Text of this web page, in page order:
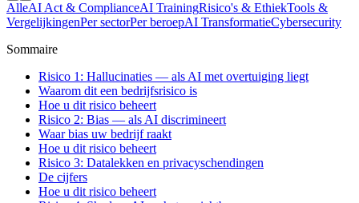
AlleAI Act & ComplianceAI TrainingRisico's & EthiekTools &
VergelijkingenPer sectorPer beroepAI TransformatieCybersecurity
Sommaire
Risico 1: Hallucinaties — als AI met overtuiging liegt
Waarom dit een bedrijfsrisico is
Hoe u dit risico beheert
Risico 2: Bias — als AI discrimineert
Waar bias uw bedrijf raakt
Hoe u dit risico beheert
Risico 3: Datalekken en privacyschendingen
De cijfers
Hoe u dit risico beheert